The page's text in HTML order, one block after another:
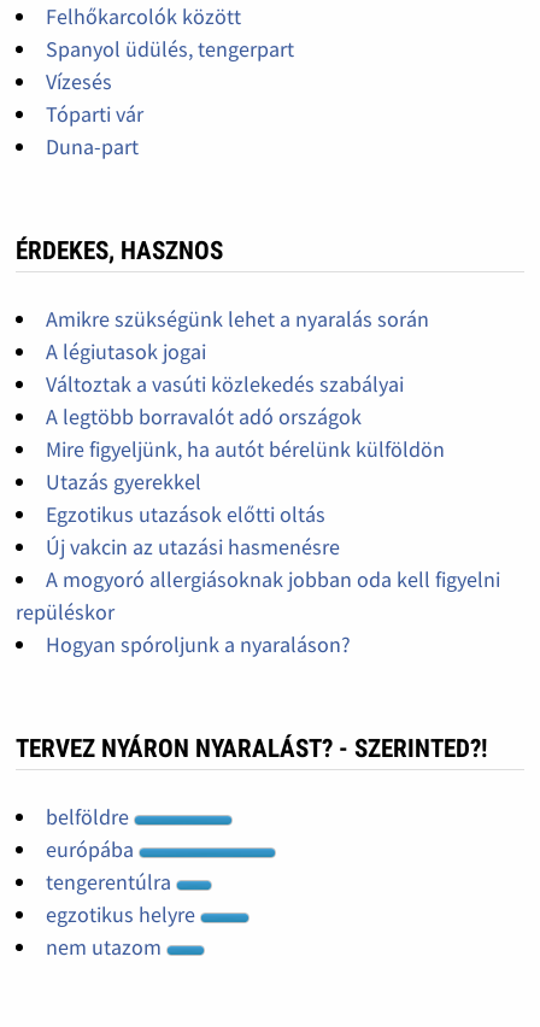
Felhőkarcolók között
Spanyol üdülés, tengerpart
Vízesés
Tóparti vár
Duna-part
ÉRDEKES, HASZNOS
Amikre szükségünk lehet a nyaralás során
A légiutasok jogai
Változtak a vasúti közlekedés szabályai
A legtöbb borravalót adó országok
Mire figyeljünk, ha autót bérelünk külföldön
Utazás gyerekkel
Egzotikus utazások előtti oltás
Új vakcin az utazási hasmenésre
A mogyoró allergiásoknak jobban oda kell figyelni
repüléskor
Hogyan spóroljunk a nyaraláson?
TERVEZ NYÁRON NYARALÁST? - SZERINTED?!
belföldre
európába
tengerentúlra
egzotikus helyre
nem utazom